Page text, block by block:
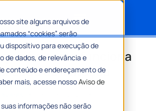
site alguns arquivos de
“cookies” serão
dispositivo para execução de
de dados, de relevância e
conteúdo e endereçamento de
mais, acesse nossoAviso de
informações não serão
é e como funciona
de licitação